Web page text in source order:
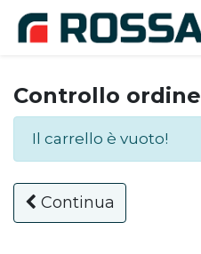
Controllo ordine
Il carrello è vuoto!
Continua